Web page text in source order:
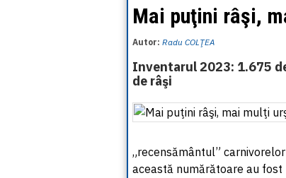
Mai puţini râşi,
Autor: Radu COLŢEA
Inventarul 2023: 1.675
de râşi
„recensământul”
această numărătoare au